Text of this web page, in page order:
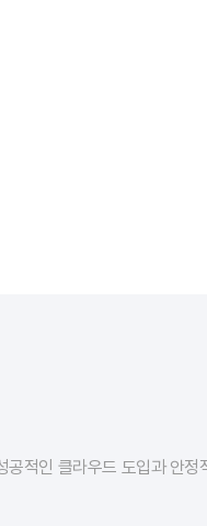
공적인 클라우드 도입과 안